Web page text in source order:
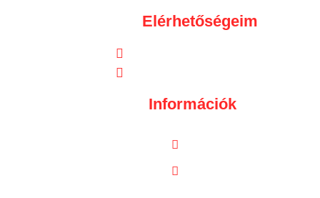
Elérhetőségeim
Információk